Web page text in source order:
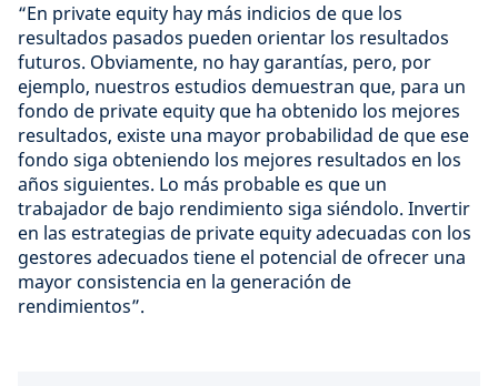
“En private equity hay más indicios de que los
resultados pasados pueden orientar los resultados
futuros. Obviamente, no hay garantías, pero, por
ejemplo, nuestros estudios demuestran que, para un
fondo de private equity que ha obtenido los mejores
resultados, existe una mayor probabilidad de que ese
fondo siga obteniendo los mejores resultados en los
años siguientes. Lo más probable es que un
trabajador de bajo rendimiento siga siéndolo. Invertir
en las estrategias de private equity adecuadas con los
gestores adecuados tiene el potencial de ofrecer una
mayor consistencia en la generación de
rendimientos”.